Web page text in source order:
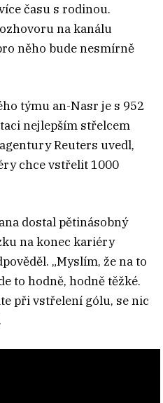
času s rodinou.
na kanálu
něho bude nesmírně
týmu an-Nasr je s 952
nejlepším střelcem
Reuters uvedl,
chce vstřelit 1000
dostal pětinásobný
na konec kariéry
„Myslím, že na to
to hodně, hodně těžké.
při vstřelení gólu, se nic